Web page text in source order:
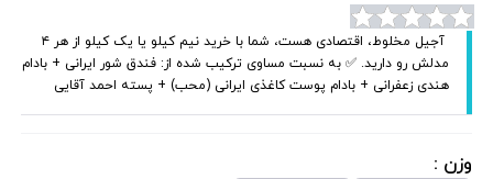
‌‌‌‌ آجیل مخلوط، اقتصادی هست، شما با خرید نیم کیلو یا یک کیلو از هر ۴
مدلش رو دارید. ✅ به نسبت مساوی ترکیب شده از: فندق شور ایرانی + بادام
هندی زعفرانی + بادام پوست کاغذی ایرانی (محب) + پسته احمد آقایی ‌‌‌‌‌‌‌
وزن :